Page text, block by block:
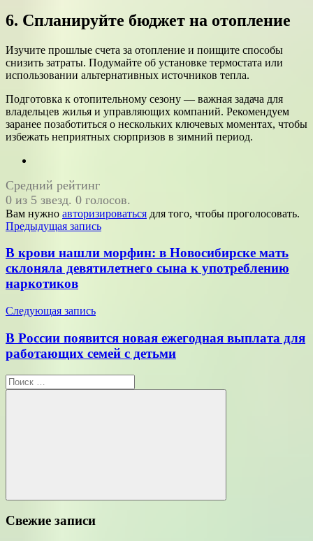
6. Спланируйте бюджет на отопление
Изучите прошлые счета за отопление и поищите способы
снизить затраты. Подумайте об установке термостата или
использовании альтернативных источников тепла.
Подготовка к отопительному сезону — важная задача для
владельцев жилья и управляющих компаний. Рекомендуем
заранее позаботиться о нескольких ключевых моментах, чтобы
избежать неприятных сюрпризов в зимний период.
Средний рейтинг
0 из 5 звезд. 0 голосов.
Вам нужно авторизироваться для того, чтобы проголосовать.
Навигация
по
записям
Предыдущая запись
В крови нашли морфин: в Новосибирске мать
склоняла девятилетнего сына к употреблению
наркотиков
Следующая запись
В России появится новая ежегодная выплата для
работающих семей с детьми
Поиск
для:
Поиск
Свежие записи